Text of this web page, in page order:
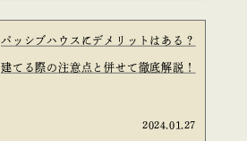
パッシブハウスにデメリットはある？
建てる際の注意点と併せて徹底解説！
2024.01.27